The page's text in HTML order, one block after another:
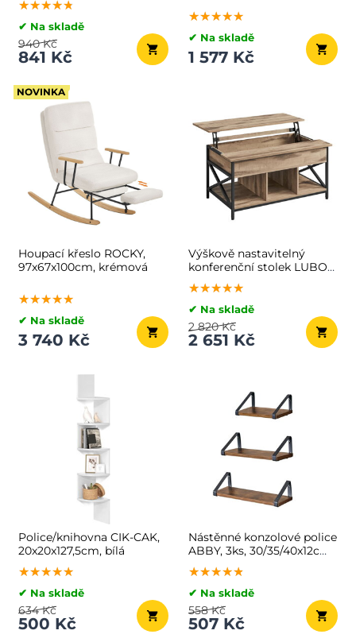
★★★★★
★★★★★
★★★★★
✔ Na skladě
841 Kč
940 Kč
★★★★★
★★★★★
★★★★★
✔ Na skladě
1 577 Kč
NOVINKA
Houpací křeslo ROCKY,
97x67x100cm, krémová
★★★★★
★★★★★
★★★★★
✔ Na skladě
3 740 Kč
Výškově nastavitelný
konferenční stolek LUBOR,
60x100x(48-62)cm, camel
hnědá/černá
★★★★★
★★★★★
★★★★★
✔ Na skladě
2 651 Kč
2 820 Kč
Police/knihovna CIK-CAK,
20x20x127,5cm, bílá
★★★★★
★★★★★
★★★★★
✔ Na skladě
500 Kč
634 Kč
Nástěnné konzolové police
ABBY, 3ks, 30/35/40x12cm.
černá/hnědá
★★★★★
★★★★★
★★★★★
✔ Na skladě
507 Kč
558 Kč